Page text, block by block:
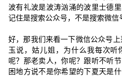
波有礼波是波涛汹涌的波里士德
记住是搜索公众号，不是搜索微信
好，那我们来看一下微信公众号
玉说，姑儿姐，为什么我每次听
呢？那老卖人，你呢？跟听不听
困地方说不是你希望的下夏天是